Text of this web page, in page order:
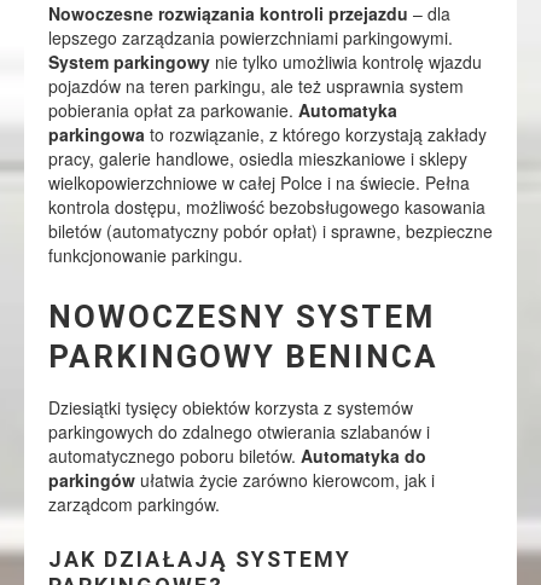
Nowoczesne rozwiązania kontroli przejazdu – dla
lepszego zarządzania powierzchniami parkingowymi.
System parkingowy nie tylko umożliwia kontrolę wjazdu
pojazdów na teren parkingu, ale też usprawnia system
pobierania opłat za parkowanie. Automatyka
parkingowa to rozwiązanie, z którego korzystają zakłady
pracy, galerie handlowe, osiedla mieszkaniowe i sklepy
wielkopowierzchniowe w całej Polce i na świecie. Pełna
kontrola dostępu, możliwość bezobsługowego kasowania
biletów (automatyczny pobór opłat) i sprawne, bezpieczne
funkcjonowanie parkingu.
NOWOCZESNY SYSTEM
PARKINGOWY BENINCA
Dziesiątki tysięcy obiektów korzysta z systemów
parkingowych do zdalnego otwierania szlabanów i
automatycznego poboru biletów. Automatyka do
parkingów ułatwia życie zarówno kierowcom, jak i
zarządcom parkingów.
JAK DZIAŁAJĄ SYSTEMY